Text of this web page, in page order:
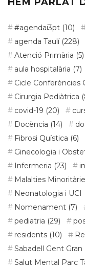
#agendai3pt (10)
agenda Taulí(228)
Atenció Primària (5)
aula hospitalària (7)
Cicle Conferències
Cirurgia Pediàtrica
covid-19 (20)
Docència (14)
Fibrosi Quística (6)
Ginecologia i
Infermeria (23)
Malalties
Neonatologia i UCI
Nomenament (7)
pediatria (29)
residents (10)
Sabadell Gent Gran
Salut Mental Parc